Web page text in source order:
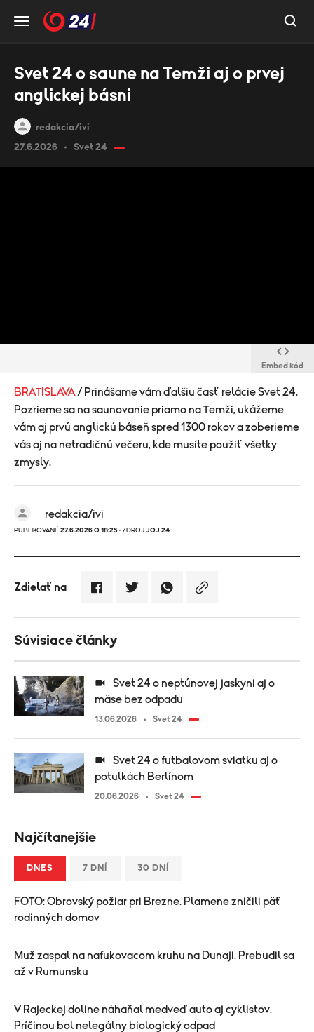
redakcia/ivi
27.6.2026
Svet 24
Svet 24 o saune na Temži aj o prvej
anglickej básni
Embed kód
BRATISLAVA / Prinášame vám ďalšiu časť relácie Svet 24.
Pozrieme sa na saunovanie priamo na Temži, ukážeme
vám aj prvú anglickú báseň spred 1300 rokov a zoberieme
vás aj na netradičnú večeru, kde musíte použiť všetky
zmysly.
redakcia/ivi
PUBLIKOVANÉ 27.6.2026 O 18:25 · ZDROJ JOJ 24
Zdielať na
Súvisiace články
mäse bez odpadu
13.06.2026 Svet 24
potulkách Berlínom
20.06.2026 Svet 24
Najčítanejšie
DNES 7 DNÍ 30 DNÍ
FOTO: Obrovský požiar pri Brezne. Plamene zničili päť
rodinných domov
Muž zaspal na nafukovacom kruhu na Dunaji. Prebudil sa
až v Rumunsku
V Rajeckej doline náhaňal medveď auto aj cyklistov.
Príčinou bol nelegálny biologický odpad